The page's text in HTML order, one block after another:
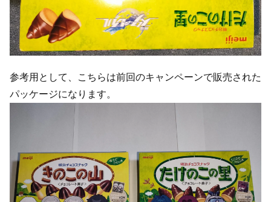
参考用として、こちらは前回のキャンペーンで販売された
パッケージになります。